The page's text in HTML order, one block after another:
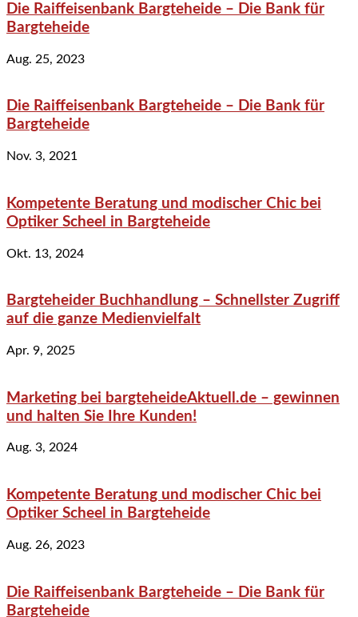
Die Raiffeisenbank Bargteheide – Die Bank für
Bargteheide
Aug. 25, 2023
Die Raiffeisenbank Bargteheide – Die Bank für
Bargteheide
Nov. 3, 2021
Kompetente Beratung und modischer Chic bei
Optiker Scheel in Bargteheide
Okt. 13, 2024
Bargteheider Buchhandlung – Schnellster Zugriff
auf die ganze Medienvielfalt
Apr. 9, 2025
Marketing bei bargteheideAktuell.de – gewinnen
und halten Sie Ihre Kunden!
Aug. 3, 2024
Kompetente Beratung und modischer Chic bei
Optiker Scheel in Bargteheide
Aug. 26, 2023
Die Raiffeisenbank Bargteheide – Die Bank für
Bargteheide